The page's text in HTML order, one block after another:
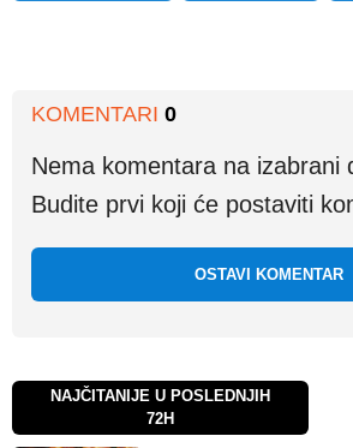
KOMENTARI 0
Nema komentara na izabrani
Budite prvi koji će postaviti
OSTAVI KOMENTAR
NAJČITANIJE U POSLEDNJIH
72H